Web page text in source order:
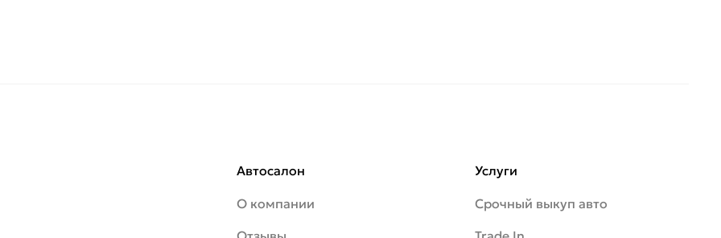
Автосалон
О компании
Услуги
Срочный выкуп авто